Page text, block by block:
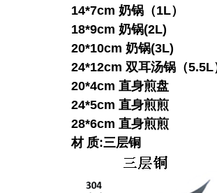
14*7cm 奶锅（1L）
18*9cm 奶锅(2L)
20*10cm 奶锅(3L)
24*12cm 双耳汤锅（5.5L
20*4cm 直身煎盘
24*5cm 直身煎煎
28*6cm 直身煎煎
材 质:三层铜